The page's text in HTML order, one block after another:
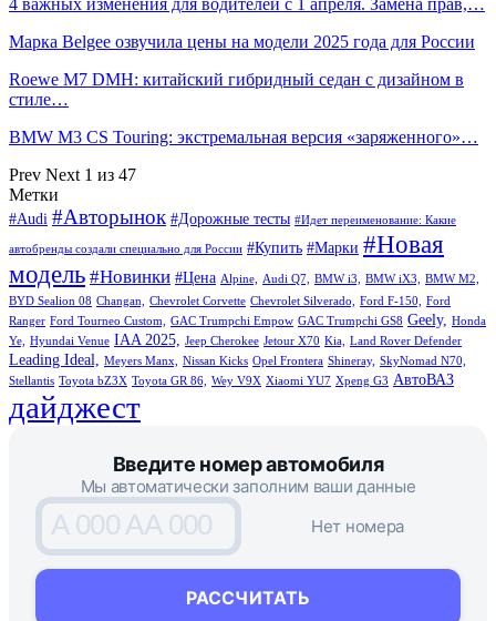
Марка Belgee озвучила цены на модели 2025 года для России
Roewe M7 DMH: китайский гибридный седан с дизайном в
стиле…
BMW M3 CS Touring: экстремальная версия «заряженного»…
Prev Next 1 из 47
Метки
#Audi #Авторынок #Дорожные тесты #Идет переименование: Какие
автобренды создали специально для России #Купить #Марки #Новая
модель #Новинки #Цена Alpine, Audi Q7, BMW i3, BMW iX3,
BMW M2,
BYD Sealion 08 Changan, Chevrolet Corvette Chevrolet Silverado, Ford F-150,
Ford
Ranger Ford Tourneo Custom, GAC Trumpchi Empow GAC Trumpchi GS8 Geely,
Honda
Ye,
Hyundai Venue IAA 2025, Jeep Cherokee Jetour X70 Kia, Land Rover Defender
Leading Ideal, Meyers Manx, Nissan Kicks Opel Frontera Shineray, SkyNomad N70,
Stellantis Toyota bZ3X Toyota GR 86, Wey V9X Xiaomi YU7 Xpeng G3 АвтоВАЗ
дайджест
Введите номер автомобиля
Мы автоматически заполним ваши данные
A 000 AA 000
РАССЧИТАТЬ
Нет номера